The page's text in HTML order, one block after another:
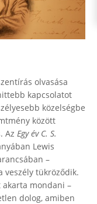
olvasása
kapcsolatot
közelségbe
között
Az Egy év C. S.
Lewis
–
veszély tükröződik.
akarta mondani –
dolog, amiben